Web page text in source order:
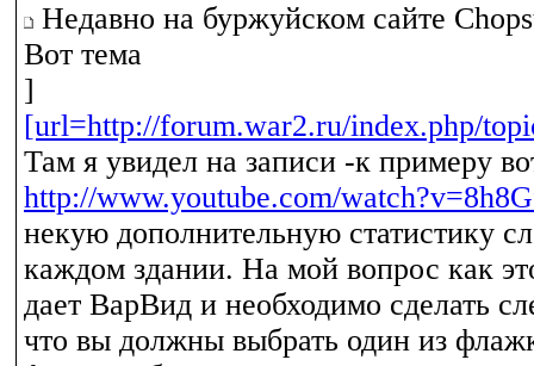
Недавно на буржуйском сайте
Вот тема
]
[url=http://forum.war2.ru/index.php/
Там я увидел на записи -к примеру
http://www.youtube.com/
некую дополнительную статистику
каждом здании. На мой вопрос как
дает ВарВид и необходимо сделать
что вы должны выбрать один из